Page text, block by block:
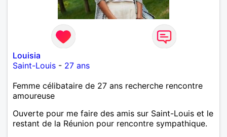
Louisia
Saint-Louis - 27 ans
Femme célibataire de 27 ans recherche rencontre
amoureuse
Ouverte pour me faire des amis sur Saint-Louis et le
restant de la Réunion pour rencontre sympathique.